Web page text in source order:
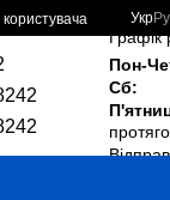
користувача Укр
Графік
Пон-
Сб: